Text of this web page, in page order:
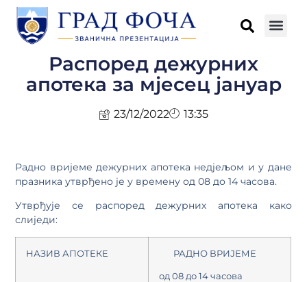
Распоред дежурних
апотека за мјесец јануар
23/12/2022 13:35
Радно вријеме дежурних апотека недјељом и у дане
празника утврђено је у времену од 08 до 14 часова.
Утврђује се распоред дежурних апотека како
слиједи:
НАЗИВ АПОТЕКЕ РАДНО ВРИЈЕМЕ
од 08 до 14 часова